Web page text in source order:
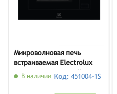
Микроволновая печь
встраиваемая Electrolux
LMS2203EMX, черный/
нержавеющая сталь
В наличии Код: 451004-1S